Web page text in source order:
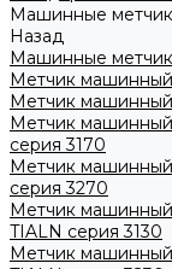
Машинные
Назад
Машинные
Метчик машинный
Метчик машинный
Метчик машинный
серия 3170
Метчик машинный
серия 3270
Метчик машинный
TIALN серия 3130
Метчик машинный